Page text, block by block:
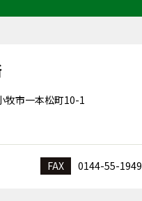
市一本松町10-1
FAX 0144-55-1949